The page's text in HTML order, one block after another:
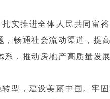
实推进全体人民共同富
畅通社会流动渠道，提
，推动房地产高质量发
型，建设美丽中国。牢